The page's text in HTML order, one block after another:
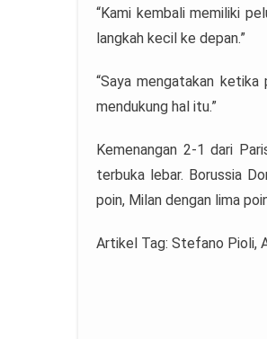
“Kami kembali memiliki
langkah kecil ke depan.”
“Saya mengatakan ketika
mendukung hal itu.”
Kemenangan 2-1 dari
terbuka lebar. Borussia
poin, Milan dengan lima
Artikel Tag: Stefano Pioli,